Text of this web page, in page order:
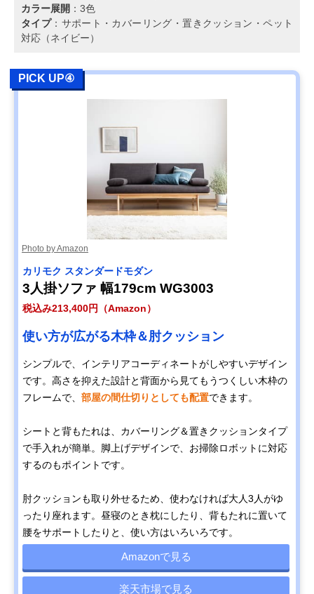
カラー展開 ：3色
タイプ：サポート・カバーリング・置きクッション・ペット
対応（ネイビー）
PICK UP④
Photo by Amazon
カリモク スタンダードモダン
3人掛ソファ 幅179cm WG3003
税込み213,400円（Amazon）
使い方が広がる木枠＆肘クッション
シンプルで、インテリアコーディネートがしやすいデザイン
です。高さを抑えた設計と背面から見てもうつくしい木枠の
フレームで、 部屋の間仕切りとしても配置できます。
シートと背もたれは、カバーリング＆置きクッションタイプ
で手入れが簡単。脚上げデザインで、お掃除ロボットに対応
するのもポイントです。
肘クッションも取り外せるため、使わなければ大人3人がゆ
ったり座れます。昼寝のとき枕にしたり、背もたれに置いて
腰をサポートしたりと、使い方はいろいろです。
Amazonで見る
楽天市場で見る